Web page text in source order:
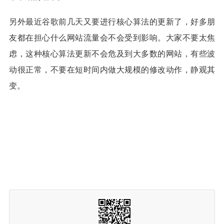
另外最近谷歌前几天又要进行核心算法的更新了，好多朋
友都在担心什么网站流量会不会受到影响。大家不要太焦
虑，这种核心算法更新不会危及到大多数的网站，有些波
动很正常，不要在短时间内做大规模的修改动作，静观其
变。